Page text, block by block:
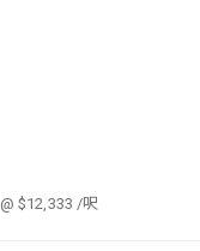
@ $12,333 /呎